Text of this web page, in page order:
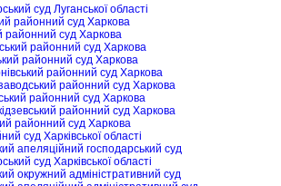
суд Луганської області
районний суд Харкова
районний суд Харкова
районний суд Харкова
районний суд Харкова
районний суд Харкова
районний суд Харкова
районний суд Харкова
районний суд Харкова
районний суд Харкова
суд Харківської області
апеляційний господарський суд
суд Харківської області
окружний адміністративний суд